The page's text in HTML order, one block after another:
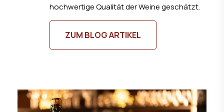
hochwertige Qualität der Weine geschätzt.
ZUM BLOG ARTIKEL